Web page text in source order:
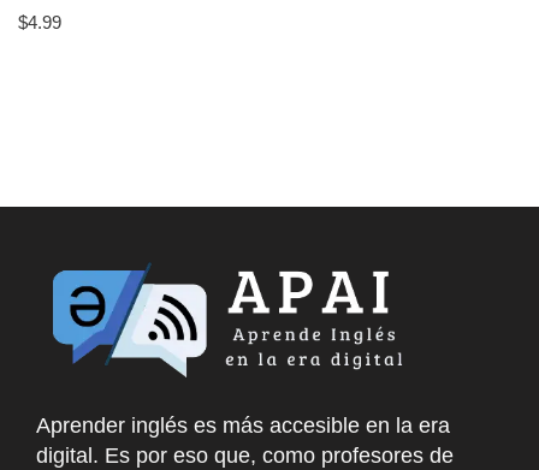
$4.99
Aprender inglés es más accesible en la era
digital. Es por eso que, como profesores de